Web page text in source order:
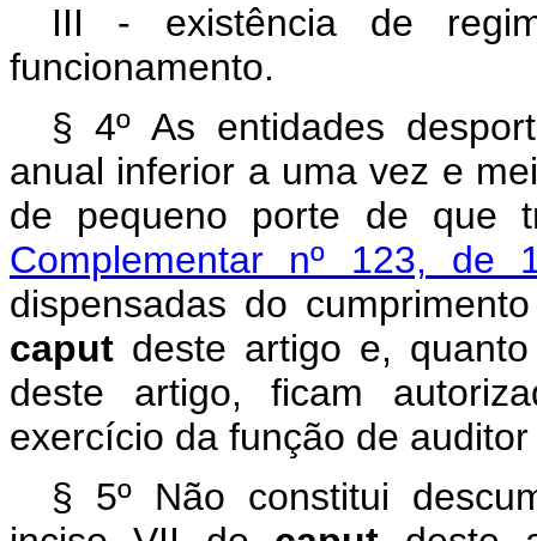
III - existência de
funcionamento.
§ 4º As entidades
anual inferior a uma vez e
de pequeno porte de
Complementar nº 123,
dispensadas do
caput deste artigo e,
deste artigo, ficam
exercício da função de
§ 5º Não constitui